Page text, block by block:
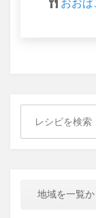
おお
地域を一覧